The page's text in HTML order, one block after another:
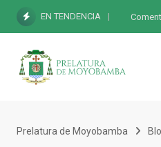
EN TENDENCIA
Prelatura de Moyobamba